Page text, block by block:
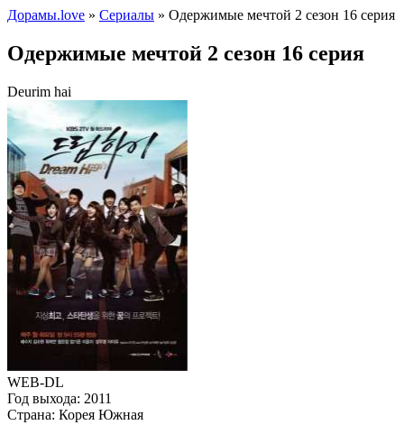
Дорамы.love » Сериалы » Одержимые мечтой 2 сезон 16 серия
Одержимые мечтой 2 сезон 16 серия
Deurim hai
WEB-DL
Год выхода: 2011
Страна: Корея Южная